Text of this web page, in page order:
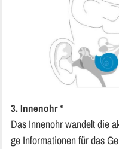
3. In­nen­ohr *
Das In­nen­ohr wan­delt die
ge In­for­ma­tio­nen für das